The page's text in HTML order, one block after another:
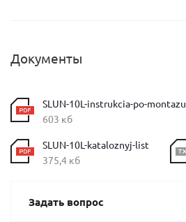
Документы
SLUN-10L-instrukcia-po-montazu
603 кб
SLUN-10L-kataloznyj-list
375,4 кб
Задать вопрос